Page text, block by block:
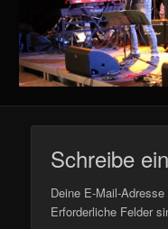
Schreibe
Deine E-Mail-
Erforderliche Felder